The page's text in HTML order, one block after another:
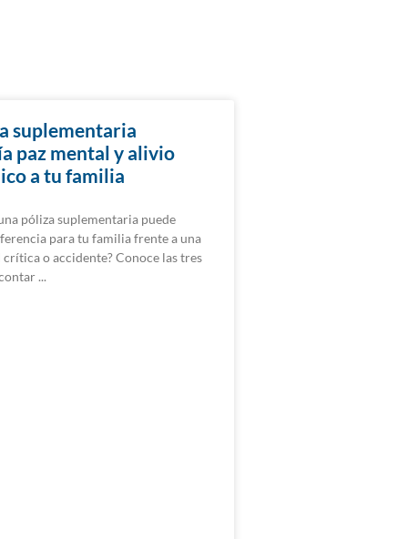
suplementaria
paz mental y alivio
a tu familia
póliza suplementaria puede
para tu familia frente a una
o accidente? Conoce las tres